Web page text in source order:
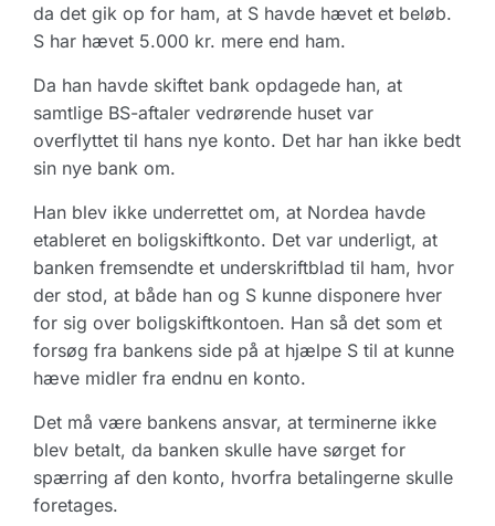
da det gik op for ham, at S havde hævet et beløb.
S har hævet 5.000 kr. mere end ham.
Da han havde skiftet bank opdagede han, at
samtlige BS-aftaler vedrørende huset var
overflyttet til hans nye konto. Det har han ikke bedt
sin nye bank om.
Han blev ikke underrettet om, at Nordea havde
etableret en boligskiftkonto. Det var underligt, at
banken fremsendte et underskriftblad til ham, hvor
der stod, at både han og S kunne disponere hver
for sig over boligskiftkontoen. Han så det som et
forsøg fra bankens side på at hjælpe S til at kunne
hæve midler fra endnu en konto.
Det må være bankens ansvar, at terminerne ikke
blev betalt, da banken skulle have sørget for
spærring af den konto, hvorfra betalingerne skulle
foretages.